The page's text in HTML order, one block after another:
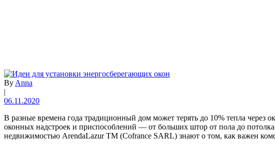
By Anna
|
06.11.2020
В разные времена года традиционный дом может терять до 10% тепла
оконных надстроек и приспособлений — от больших штор от пола до
недвижимостью ArendaLazur TM (Cofrance SARL) знают о том, как важен